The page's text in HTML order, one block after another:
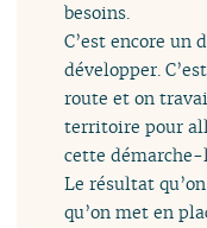
besoins.
C’est encore un
développer.
route et on
territoire pour
cette démarche-
Le résultat
qu’on met en